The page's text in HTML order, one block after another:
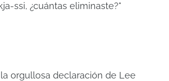
ssi, ¿cuántas eliminaste?"
orgullosa declaración de Lee